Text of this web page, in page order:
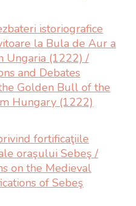
istoriografice
la Bula de Aur a
Ungaria (1222) /
and Debates
Golden Bull of the
Hungary (1222)
fortificaţiile
oraşului Sebeş /
on the Medieval
of Sebeş